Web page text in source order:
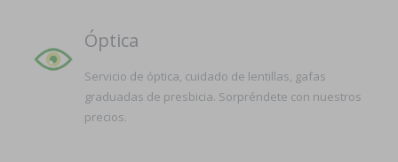
Óptica
Servicio de óptica, cuidado de lentillas, gafas
graduadas de presbicia. Sorpréndete con nuestros
precios.